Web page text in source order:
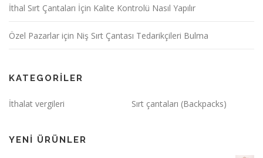
İthal Sırt Çantaları İçin Kalite Kontrolü Nasıl Yapılır
Özel Pazarlar için Niş Sırt Çantası Tedarikçileri Bulma
KATEGORILER
İthalat vergileri Sırt çantaları (Backpacks)
YENI ÜRÜNLER